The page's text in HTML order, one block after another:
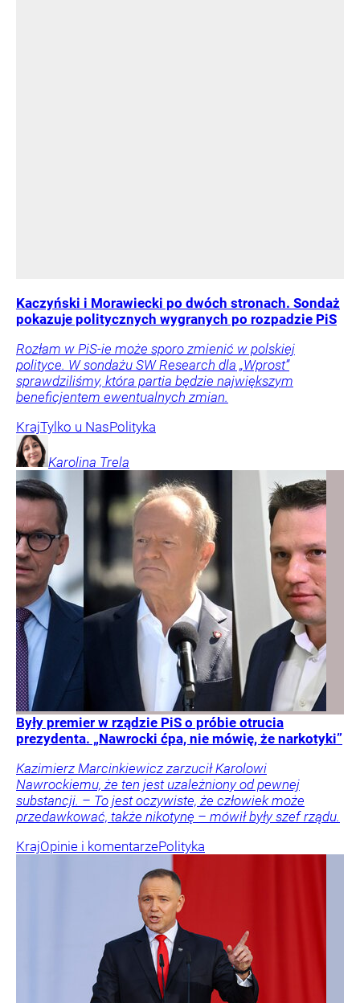
Kaczyński i Morawiecki po dwóch stronach. Sondaż
pokazuje politycznych wygranych po rozpadzie PiS
Rozłam w PiS-ie może sporo zmienić w polskiej
polityce. W sondażu SW Research dla „Wprost”
sprawdziliśmy, która partia będzie największym
beneficjentem ewentualnych zmian.
KrajTylko u NasPolityka
Karolina Trela
Były premier w rządzie PiS o próbie otrucia
prezydenta. „Nawrocki ćpa, nie mówię, że narkotyki”
Kazimierz Marcinkiewicz zarzucił Karolowi
Nawrockiemu, że ten jest uzależniony od pewnej
substancji. – To jest oczywiste, że człowiek może
przedawkować, także nikotynę – mówił były szef rządu.
KrajOpinie i komentarzePolityka